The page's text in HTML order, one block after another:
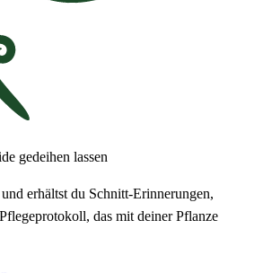
gedeihen lassen
erhältst du Schnitt-Erinnerungen,
das mit deiner Pflanze